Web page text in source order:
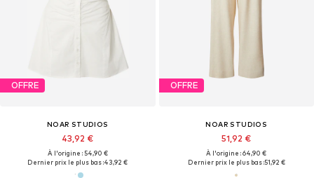
OFFRE
NOAR STUDIOS
43,92 €
À l'origine : 54,90 €
Dernier prix le plus bas :43,92 €
OFFRE
NOAR STUDIOS
51,92 €
À l'origine : 64,90 €
Dernier prix le plus bas :51,92 €